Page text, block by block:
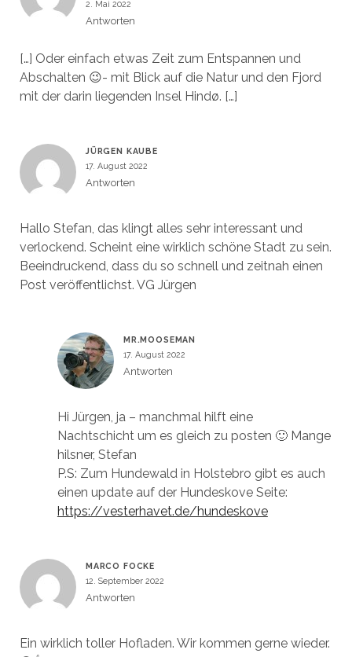
2. Mai 2022
Antworten
[…] Oder einfach etwas Zeit zum Entspannen und
Abschalten 😉- mit Blick auf die Natur und den Fjord
mit der darin liegenden Insel Hindø. […]
JÜRGEN KAUBE
17. August 2022
Antworten
Hallo Stefan, das klingt alles sehr interessant und
verlockend. Scheint eine wirklich schöne Stadt zu sein.
Beeindruckend, dass du so schnell und zeitnah einen
Post veröffentlichst. VG Jürgen
MR.MOOSEMAN
17. August 2022
Antworten
Hi Jürgen, ja – manchmal hilft eine
Nachtschicht um es gleich zu posten 🙂 Mange
hilsner, Stefan
P.S: Zum Hundewald in Holstebro gibt es auch
einen update auf der Hundeskove Seite:
https://vesterhavet.de/hundeskove
MARCO FOCKE
12. September 2022
Antworten
Ein wirklich toller Hofladen. Wir kommen gerne wieder.